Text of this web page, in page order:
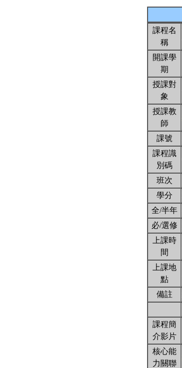
課程名
稱
開課學
期
授課對
象
授課教
師
課號
課程識
別碼
班次
學分
全/半年
必/選修
上課時
間
上課地
點
備註
課程簡
介影片
核心能
力關聯